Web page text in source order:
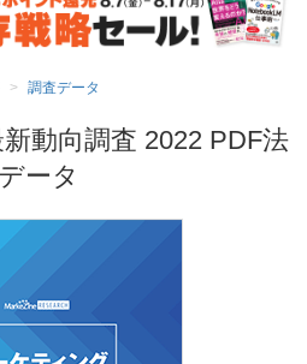
調査データ
動向調査 2022 PDF法
ータ